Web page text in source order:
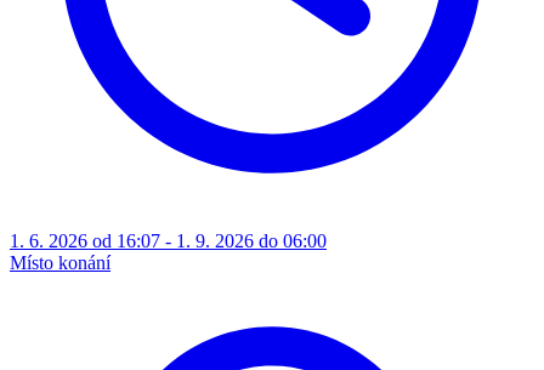
1. 6. 2026 od 16:07 - 1. 9. 2026 do 06:00
Místo konání